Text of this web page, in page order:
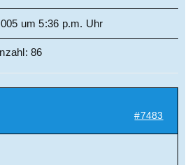
Suche
um 5:36 p.m. Uhr
86
#7483